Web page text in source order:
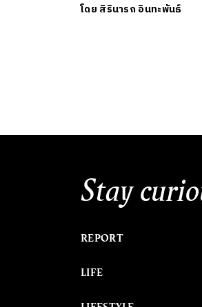
โดย สิรินารถ อินทะพันธ์
Stay
REPORT
LIFE